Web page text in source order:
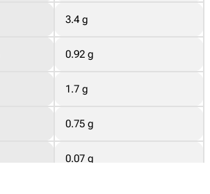
3.4 g
0.92 g
1.7 g
0.75 g
0.07 g